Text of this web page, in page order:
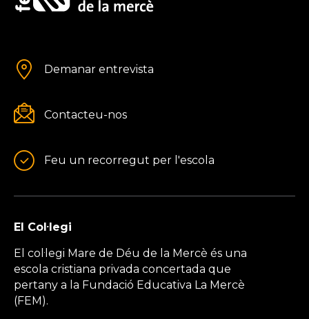
Demanar entrevista
Contacteu-nos
Feu un recorregut per l'escola
El Col·legi
El col·legi Mare de Déu de la Mercè és una
escola cristiana privada concertada que
pertany a la Fundació Educativa La Mercè
(FEM).